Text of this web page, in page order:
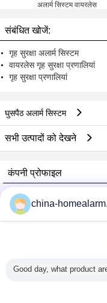
अलार्म सिस्टम वायरलेस
संबंधित खोजें:
गृह सुरक्षा अलार्म सिस्टम
वायरलेस गृह सुरक्षा प्रणालियां
गृह सुरक्षा प्रणालियां
घुसपैठ अलार्म सिस्टम
सभी उत्पादों को देखने
कंपनी प्रोफाइल
Alarms Series Technology
सत्यापित आपूर्तिकर्ताओं
china-
Good day, what product